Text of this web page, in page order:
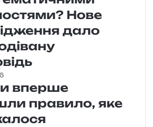
Нове
дало
вперше
правило, яке